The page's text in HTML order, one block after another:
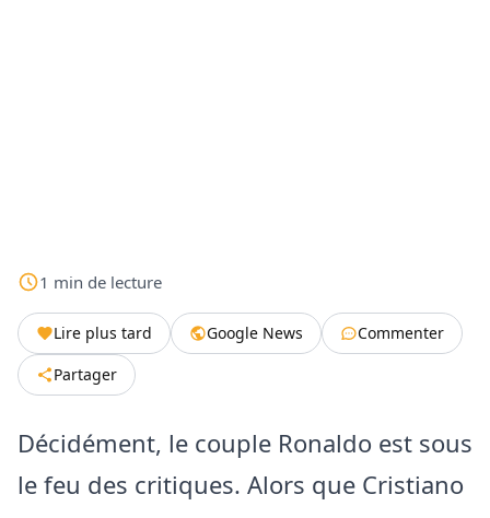
1 min de lecture
Lire plus tard Google News
Commenter
Partager
Décidément, le couple Ronaldo est sous
le feu des critiques. Alors que Cristiano